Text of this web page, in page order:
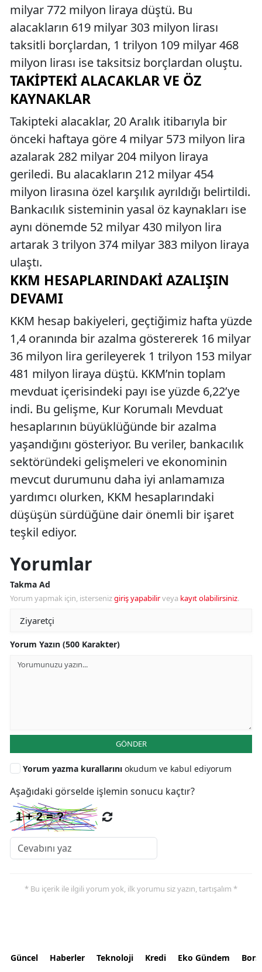
milyar 772 milyon liraya düştü. Bu
alacakların 619 milyar 303 milyon lirası
taksitli borçlardan, 1 trilyon 109 milyar 468
milyon lirası ise taksitsiz borçlardan oluştu.
TAKIPTEKI ALACAKLAR VE ÖZ
KAYNAKLAR
Takipteki alacaklar, 20 Aralık itibarıyla bir
önceki haftaya göre 4 milyar 573 milyon lira
azalarak 282 milyar 204 milyon liraya
geriledi. Bu alacakların 212 milyar 454
milyon lirasına özel karşılık ayrıldığı belirtildi.
Bankacılık sisteminin yasal öz kaynakları ise
aynı dönemde 52 milyar 430 milyon lira
artarak 3 trilyon 374 milyar 383 milyon liraya
ulaştı.
KKM HESAPLARINDAKI AZALIŞIN
DEVAMI
KKM hesap bakiyeleri, geçtiğimiz hafta yüzde
1,4 oranında bir azalma göstererek 16 milyar
36 milyon lira gerileyerek 1 trilyon 153 milyar
481 milyon liraya düştü. KKM’nin toplam
mevduat içerisindeki payı ise yüzde 6,22’ye
indi. Bu gelişme, Kur Korumalı Mevduat
hesaplarının büyüklüğünde bir azalma
yaşandığını gösteriyor. Bu veriler, bankacılık
sektöründeki gelişmeleri ve ekonominin
mevcut durumunu daha iyi anlamamıza
yardımcı olurken, KKM hesaplarındaki
düşüşün sürdüğüne dair önemli bir işaret
teşkil ediyor.
Yorumlar
Takma Ad
Yorum yapmak için, istersenizgiriş yapabilirveya kayıt olabilirsiniz.
Yorum Yazın (500 Karakter)
GÖNDER
Yorum yazma kurallarını okudum ve kabul ediyorum
Aşağıdaki görselde işlemin sonucu kaçtır?
* Bu içerik ile ilgili yorum yok, ilk yorumu siz yazın, tartışalım *
Güncel Haberler Teknoloji Kredi Eko Gündem